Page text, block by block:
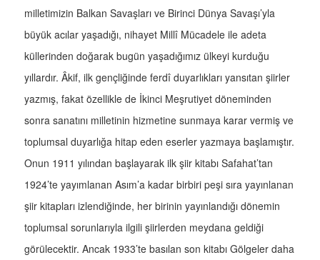
milletimizin Balkan Savaşları ve Birinci Dünya Savaşı’yla
büyük acılar yaşadığı, nihayet Millî Mücadele ile adeta
küllerinden doğarak bugün yaşadığımız ülkeyi kurduğu
yıllardır. Âkif, ilk gençliğinde ferdî duyarlıkları yansıtan şiirler
yazmış, fakat özellikle de İkinci Meşrutiyet döneminden
sonra sanatını milletinin hizmetine sunmaya karar vermiş ve
toplumsal duyarlığa hitap eden eserler yazmaya başlamıştır.
Onun 1911 yılından başlayarak ilk şiir kitabı Safahat’tan
1924’te yayımlanan Asım’a kadar birbiri peşi sıra yayınlanan
şiir kitapları izlendiğinde, her birinin yayınlandığı dönemin
toplumsal sorunlarıyla ilgili şiirlerden meydana geldiği
görülecektir. Ancak 1933’te basılan son kitabı Gölgeler daha